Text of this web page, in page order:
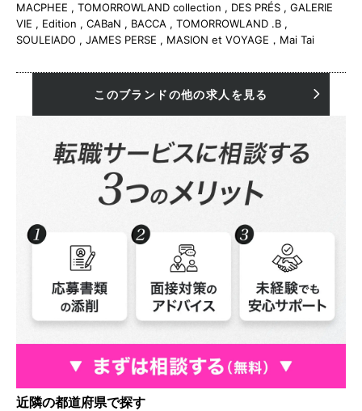
MACPHEE , TOMORROWLAND collection , DES PRÉS , GALERIE
VIE , Edition , CABaN , BACCA , TOMORROWLAND .B ,
SOULEIADO , JAMES PERSE , MASION et VOYAGE，Mai Tai
このブランドの他の求人を見る
近隣の都道府県で探す